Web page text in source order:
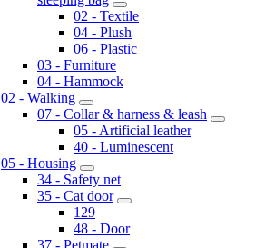
02 - Textile
04 - Plush
06 - Plastic
03 - Furniture
04 - Hammock
02 - Walking
07 - Collar & harness & leash
05 - Artificial leather
40 - Luminescent
05 - Housing
34 - Safety net
35 - Cat door
129
48 - Door
37 - Petmate